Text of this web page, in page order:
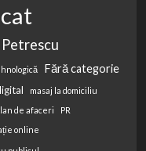
Fără categorie
masaj la domiciliu
de afaceri
PR
online